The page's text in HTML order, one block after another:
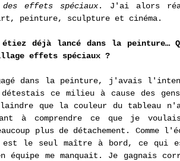
des effets spéciaux. J'ai alors
peinture, sculpture et cinéma.
étiez déjà lancé dans la peinture…
effets spéciaux ?
dans la peinture, j'avais
ce milieu à cause des
que la couleur du tableau
à comprendre ce que je
plus de détachement. Comme
le seul maître à bord, ce qui
me manquait. Je gagnais